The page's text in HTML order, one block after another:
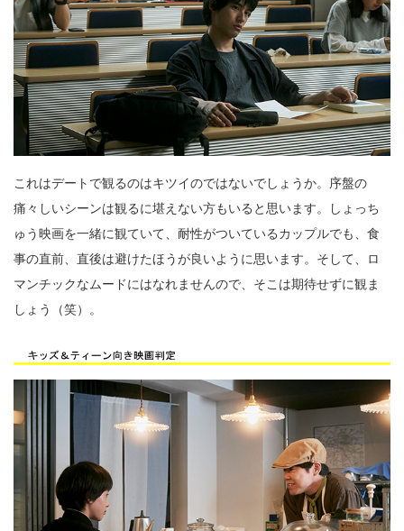
これはデートで観るのはキツイのではないでしょうか。序盤の
痛々しいシーンは観るに堪えない方もいると思います。しょっち
ゅう映画を一緒に観ていて、耐性がついているカップルでも、食
事の直前、直後は避けたほうが良いように思います。そして、ロ
マンチックなムードにはなれませんので、そこは期待せずに観ま
しょう（笑）。